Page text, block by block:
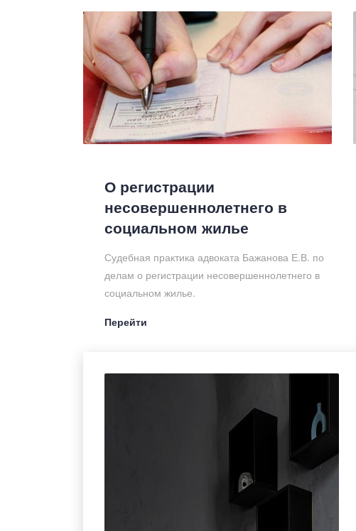
О регистрации
несовершеннолетнего в
социальном жилье
Судебная практика адвоката Бажанова Е.В. по
делам о регистрации несовершеннолетнего в
социальном жилье.
Перейти